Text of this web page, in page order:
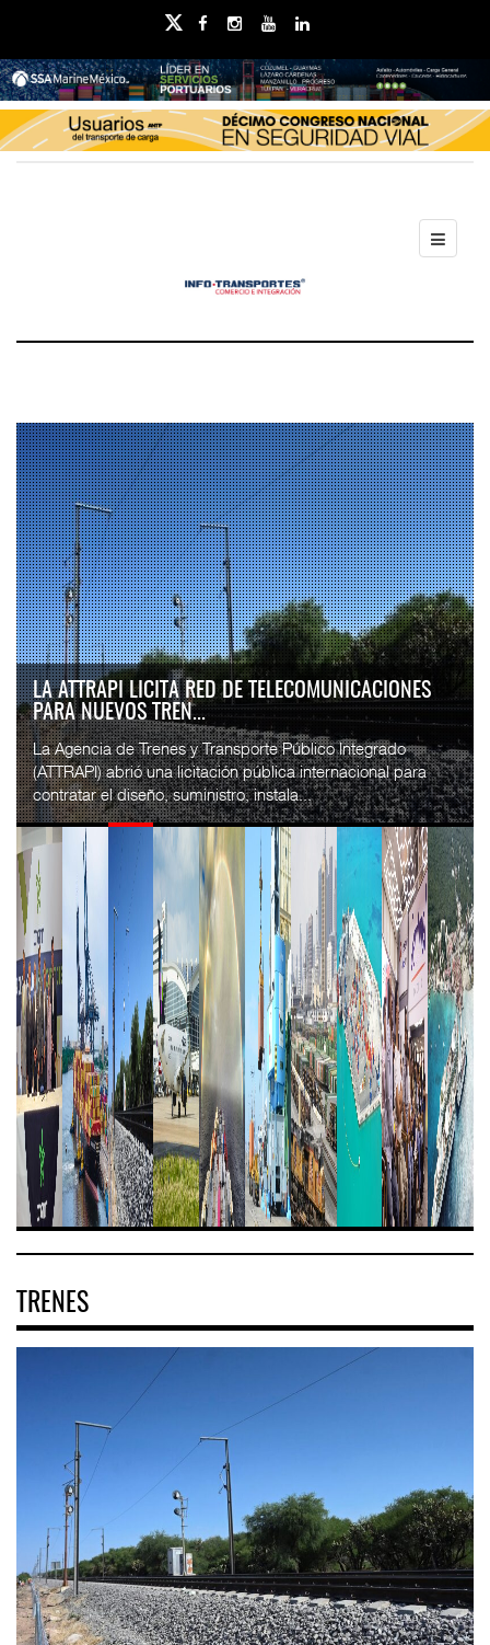
LA ATTRAPI LICITA RED DE TELECOMUNICACIONES
PARA NUEVOS TREN...
La Agencia de Trenes y Transporte Público Integrado
(ATTRAPI) abrió una licitación pública internacional para
contratar el diseño, suministro, instala...
TRENES